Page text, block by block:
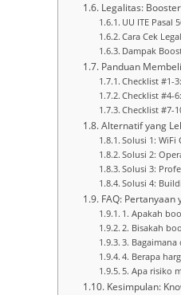
Legalitas:
UU ITE Pasal
Cara Cek
Dampak
Panduan
Checklist #1-
Checklist #4-
Checklist #7-
Alternatif yang
Solusi 1:
Solusi 2:
Solusi 3:
Solusi 4:
FAQ: Pertanyaan
1. Apakah
2. Bisakah
3. Bagaimana
4. Berapa
5. Apa risiko
Kesimpulan: